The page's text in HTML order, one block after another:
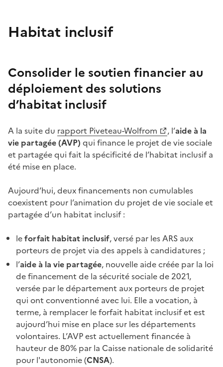
Habitat inclusif
Consolider le soutien financier au
déploiement des solutions
d’habitat inclusif
A la suite du rapport Piveteau-Wolfrom , l’aide à la
vie partagée (AVP) qui finance le projet de vie sociale
et partagée qui fait la spécificité de l’habitat inclusif a
été mise en place.
Aujourd’hui, deux financements non cumulables
coexistent pour l’animation du projet de vie sociale et
partagée d’un habitat inclusif :
leforfait habitat inclusif, versé par les ARS aux
porteurs de projet via des appels à candidatures ;
l’aide à la vie partagée, nouvelle aide créée par la loi
de financement de la sécurité sociale de 2021,
versée par le département aux porteurs de projet
qui ont conventionné avec lui. Elle a vocation, à
terme, à remplacer le forfait habitat inclusif et est
aujourd’hui mise en place sur les départements
volontaires. L’AVP est actuellement financée à
hauteur de 80% par la Caisse nationale de solidarité
pour l'autonomie (CNSA).